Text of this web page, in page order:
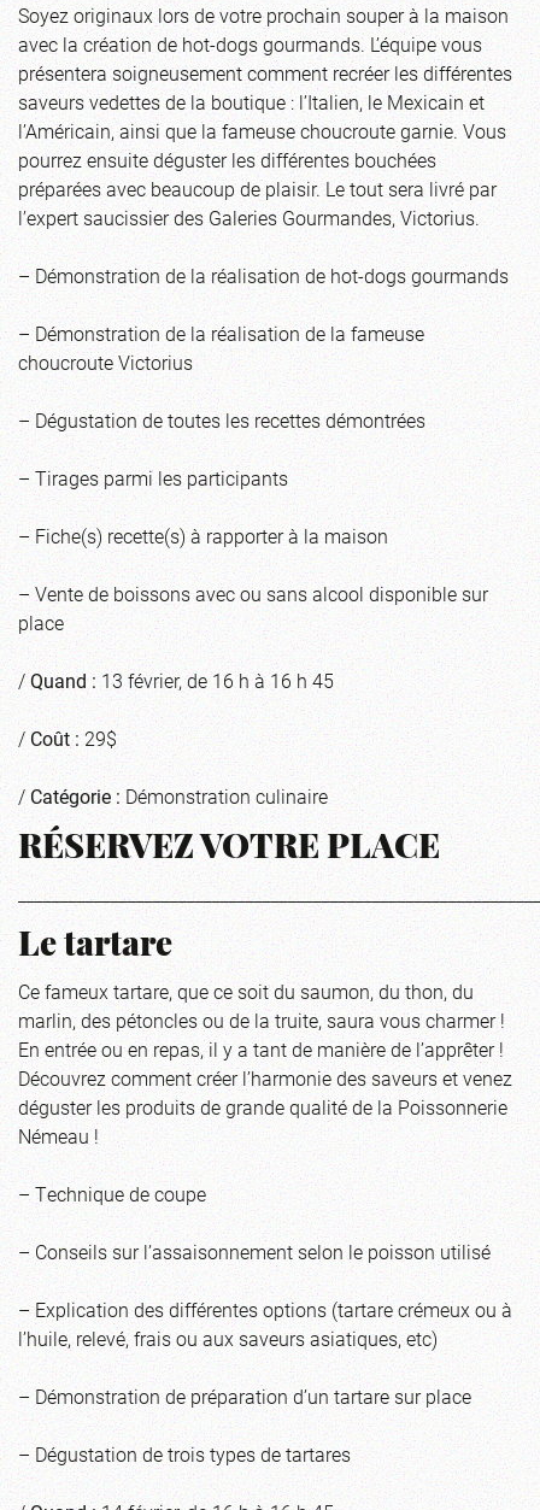
Soyez originaux lors de votre prochain souper à la maison
avec la création de hot-dogs gourmands. L’équipe vous
présentera soigneusement comment recréer les différentes
saveurs vedettes de la boutique : l’Italien, le Mexicain et
l’Américain, ainsi que la fameuse choucroute garnie. Vous
pourrez ensuite déguster les différentes bouchées
préparées avec beaucoup de plaisir. Le tout sera livré par
l’expert saucissier des Galeries Gourmandes, Victorius.
– Démonstration de la réalisation de hot-dogs gourmands
– Démonstration de la réalisation de la fameuse
choucroute Victorius
– Dégustation de toutes les recettes démontrées
– Tirages parmi les participants
– Fiche(s) recette(s) à rapporter à la maison
– Vente de boissons avec ou sans alcool disponible sur
place
/Quand :13 février, de 16 h à 16 h 45
/ Coût :29$
/Catégorie :Démonstration culinaire
RÉSERVEZ VOTRE PLACE
Le tartare
Ce fameux tartare, que ce soit du saumon, du thon, du
marlin, des pétoncles ou de la truite, saura vous charmer !
En entrée ou en repas, il y a tant de manière de l’apprêter !
Découvrez comment créer l’harmonie des saveurs et venez
déguster les produits de grande qualité de la Poissonnerie
Némeau !
– Technique de coupe
– Conseils sur l’assaisonnement selon le poisson utilisé
– Explication des différentes options (tartare crémeux ou à
l’huile, relevé, frais ou aux saveurs asiatiques, etc)
– Démonstration de préparation d’un tartare sur place
– Dégustation de trois types de tartares